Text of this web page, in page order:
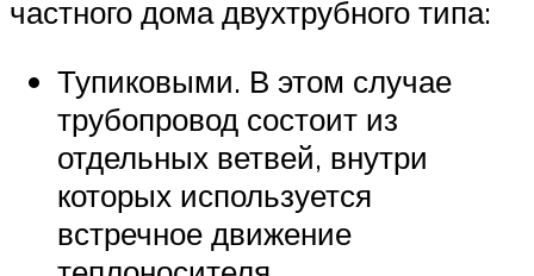
частного дома двухтрубного типа:
Тупиковыми. В этом случае
трубопровод состоит из
отдельных ветвей, внутри
которых используется
встречное движение